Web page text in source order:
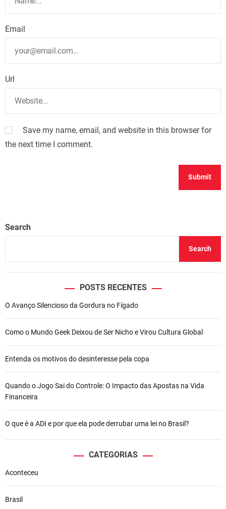
Email
Url
Save my name, email, and website in this browser for
the next time I comment.
Search
Search
POSTS RECENTES
O Avanço Silencioso da Gordura no Fígado
Como o Mundo Geek Deixou de Ser Nicho e Virou Cultura Global
Entenda os motivos do desinteresse pela copa
Quando o Jogo Sai do Controle: O Impacto das Apostas na Vida
Financeira
O que é a ADI e por que ela pode derrubar uma lei no Brasil?
CATEGORIAS
Aconteceu
Brasil